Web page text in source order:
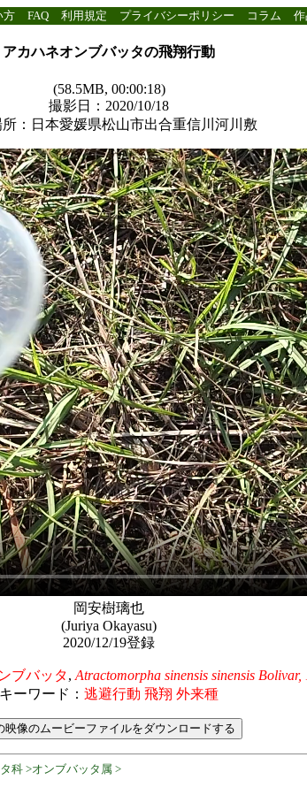
方 FAQ 利用規定 プライバシーポリシー コラム
アカハネオンブバッタの飛翔行動
(58.5MB, 00:00:18)
撮影日：2020/10/18
：日本愛媛県松山市出合重信川河川敷
岡安樹璃也
(Juriya Okayasu)
2020/12/19登録
ブバッタ, Atractomorpha sinensis sinensis Bolivar,
キーワード： 逃避行動 飛翔 外来種
科 >オンブバッタ属 >